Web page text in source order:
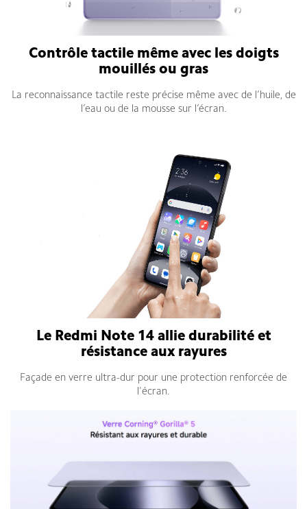
Contrôle tactile même avec les doigts
mouillés ou gras
La reconnaissance tactile reste précise même avec de l’huile, de
l’eau ou de la mousse sur l’écran.
Le Redmi Note 14 allie durabilité et
résistance aux rayures
Façade en verre ultra-dur pour une protection renforcée de
l'écran.